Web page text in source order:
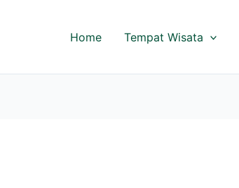
Home Tempat Wisata